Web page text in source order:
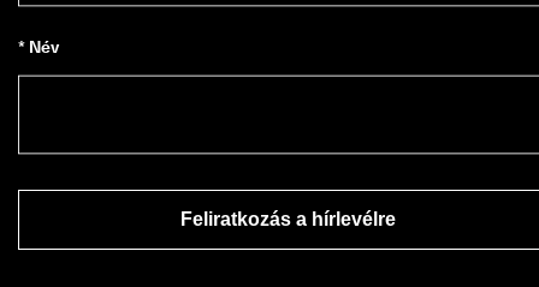
* Név
Feliratkozás a hírlevélre